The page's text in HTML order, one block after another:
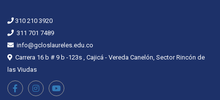
310 210 3920
311 701 7489
info@gcloslaureles.edu.co
Carrera 16 b # 9 b -123s , Cajicá - Vereda Canelón, Sector Rincón de
las Viudas